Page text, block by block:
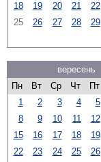
18
19 20 21 22
25
26 27 28 29
вересень
Пн
Вт Ср Чт Пт
1
2 3 4 5
8
9 10 11 12
15
16 17 18 19
22
23 24 25 26